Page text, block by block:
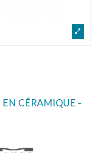
CÉRAMIQUE -